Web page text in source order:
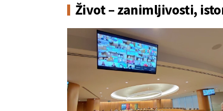
Život – zanimljivosti,